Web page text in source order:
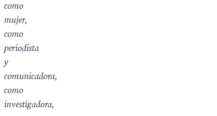
como
mujer,
como
periodista
y
comunicadora,
como
investigadora,